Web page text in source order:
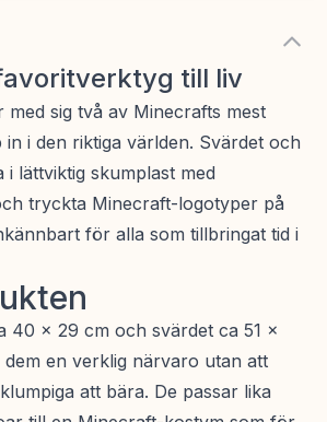
till liv
med sig två av Minecrafts mest
in i den riktiga världen. Svärdet och
i lättviktig skumplast med
tryckta Minecraft-logotyper på
för alla som tillbringat tid i
40 × 29 cm och svärdet ca 51 ×
en verklig närvaro utan att
att bära. De passar lika